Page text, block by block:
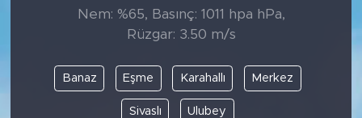
Nem: %65, Basınç: 1011 hpa hPa,
Rüzgar: 3.50 m/s
Banaz Eşme Karahallı Merkez
Sivaslı Ulubey